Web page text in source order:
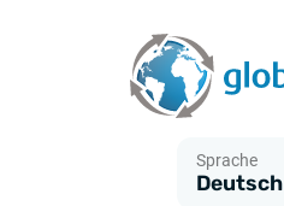
Sprache
Deutsch
Was ist die VPI-Inflation?
Was ist die HVPI-Inflation?
Historische Euribor-Sätze
Historische ESTER-Sätze
Inflationsrechner